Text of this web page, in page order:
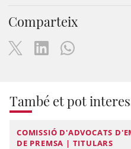
Comparteix
També et pot
COMISSIÓ D'ADVOCATS
DE PREMSA | TITULARS